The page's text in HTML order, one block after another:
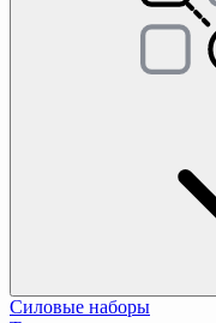
Силовые наборы